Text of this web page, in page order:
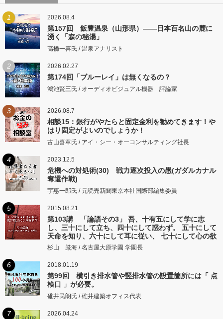
1 2026.08.4
第157回 飯豊温泉（山形県）――日本百名山の麓に
湧く「森の秘湯」
高橋一喜氏 / 温泉アナリスト
2 2026.02.27
第174回「ブルーレイ」は無くなるの？
鴻池賢三氏 / オーディオビジュアル機器 評論家
3 2026.08.7
相談15：銀行がやたらと固定金利を勧めてきます！や
はり固定がよいのでしょうか！
古山喜章氏 / アイ・シー・オーコンサルティング社長
4 2023.12.5
危機への対処術(30) 戦力逐次投入の愚(ガダルカナル
奪還作戦)
宇惠一郎氏 / 元読売新聞東京本社国際部編集委員
5 2015.08.21
第103講 「論語その3」 吾、十有五にして学に志
し、三十にして立ち、四十にして惑わず。 五十にして
天命を知り、六十にして耳に従い、 七十にして心の欲
するところに従いて矩をこえず。
杉山 厳海 / 名古屋大原学園 学園長
6 2018.01.19
第99回 横引き排水管や竪排水管の設置箇所には「 点
検口 」が必要。
碓井民朗氏 / 碓井建築オフィス代表
7 2026.04.24